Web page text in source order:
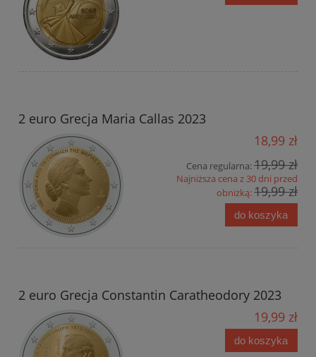
2 euro Grecja Maria Callas 2023
18,99 zł
Cena regularna:19,99 zł
Najniższa cena z 30 dni przed
obniżką:19,99 zł
do koszyka
2 euro Grecja Constantin Caratheodory 2023
19,99 zł
do koszyka